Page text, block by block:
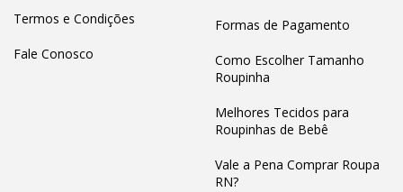
Termos e Condições
Fale Conosco
Formas de Pagamento
Como Escolher Tamanho
Roupinha
Melhores Tecidos para
Roupinhas de Bebê
Vale a Pena Comprar Roupa
RN?